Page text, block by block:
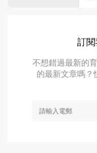
訂
不想錯過最新的
的最新文章嗎？